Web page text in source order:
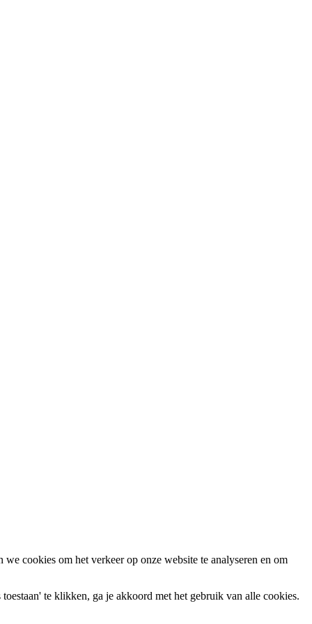
cookies om het verkeer op onze website te analyseren en om
te klikken, ga je akkoord met het gebruik van alle cookies.